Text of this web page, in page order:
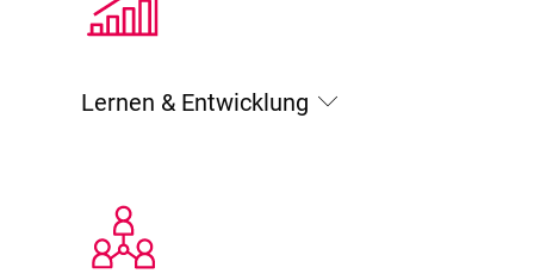
Lernen & Entwicklung